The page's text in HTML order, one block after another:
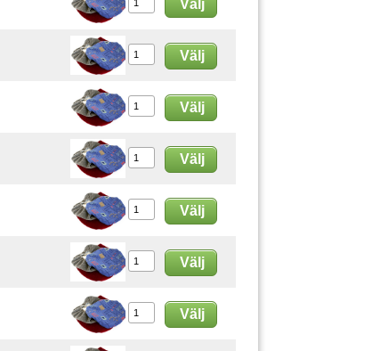
Välj
Välj
Välj
Välj
Välj
Välj
Välj